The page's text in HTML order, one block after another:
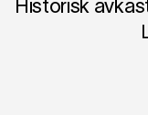
Historisk